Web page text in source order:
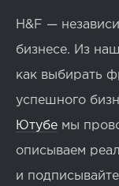
H&F —
бизнесе. Из
как выбирать
успешного
Ютубе мы
описываем
и